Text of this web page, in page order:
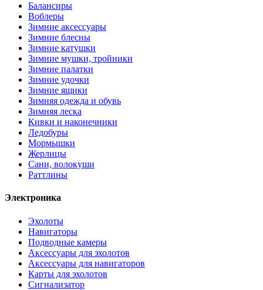
Балансиры
Воблеры
Зимние аксессуары
Зимние блесны
Зимние катушки
Зимние мушки, тройники
Зимние палатки
Зимние удочки
Зимние ящики
Зимняя одежда и обувь
Зимняя леска
Кивки и наконечники
Ледобуры
Мормышки
Жерлицы
Сани, волокуши
Раттлины
Электроника
Эхолоты
Навигаторы
Подводные камеры
Аксессуары для эхолотов
Аксессуары для навигаторов
Карты для эхолотов
Сигнализатор